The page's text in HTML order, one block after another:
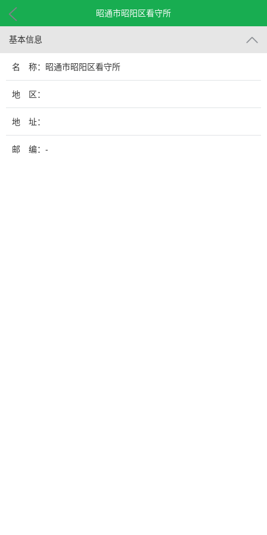
昭通市昭阳区看守所
基本信息
名 称：昭通市昭阳区看守所
地 区：
地 址：
邮 编：-